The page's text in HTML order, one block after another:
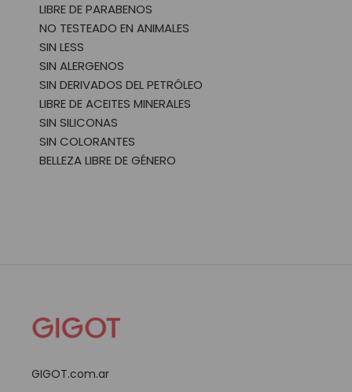
LIBRE DE PARABENOS
NO TESTEADO EN ANIMALES
SIN LESS
SIN ALERGENOS
SIN DERIVADOS DEL PETRÓLEO
LIBRE DE ACEITES MINERALES
SIN SILICONAS
SIN COLORANTES
BELLEZA LIBRE DE GÉNERO
GIGOT.com.ar